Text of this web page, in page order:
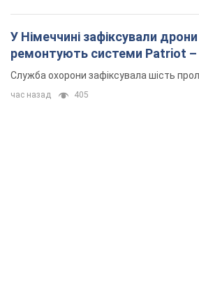
У Німеччині зафіксували
ремонтують системи Patriot –
Служба охорони зафіксувала шість
час назад 405